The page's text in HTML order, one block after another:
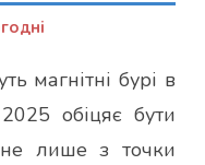
магнітні бурі в
обіцяє бути
не лише з точки